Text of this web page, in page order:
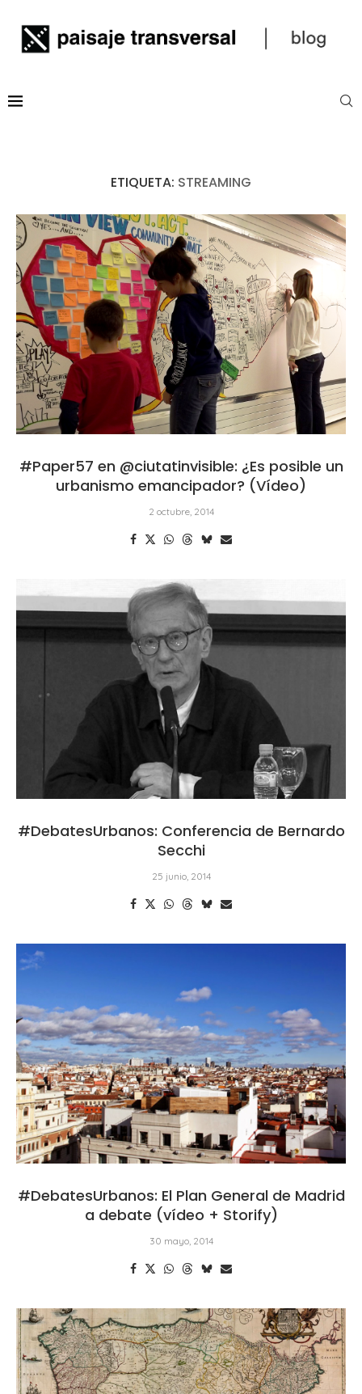
ETIQUETA: STREAMING
#Paper57 en @ciutatinvisible: ¿Es posible un
urbanismo emancipador? (Vídeo)
2 octubre, 2014
#DebatesUrbanos: Conferencia de Bernardo
Secchi
25 junio, 2014
#DebatesUrbanos: El Plan General de Madrid
a debate (vídeo + Storify)
30 mayo, 2014